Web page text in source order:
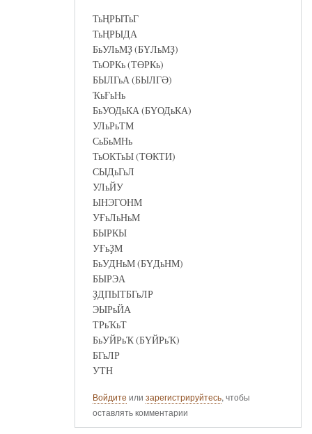
ТьҢРЫТьГ
ТьҢРЫДА
БьУЛьМҘ (БҮЛьМҘ)
ТьОРКь (ТӨРКь)
БЫЛГьА (БЫЛГӘ)
ҠьҒьНь
БьУОДьКА (БҮОДьКА)
УЛьРьТМ
СьБьМНь
ТьОКТьЫ (ТӨКТИ)
СЫДьГьЛ
УЛьЙУ
ЫНЭГОНМ
УҒьЛьНьМ
БЫРКЫ
УҒьҘМ
БьУДНьМ (БҮДьНМ)
БЫРЭА
ҘДПЫТБГьЛР
ЭЫРьЙА
ТРьҠьТ
БьУЙРьҠ (БҮЙРьҠ)
БГьЛР
УТН
Войдите или зарегистрируйтесь, чтобы
оставлять комментарии